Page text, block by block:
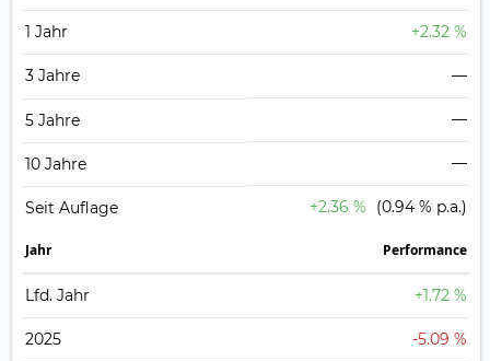
1 Jahr +2.32 %
3 Jahre —
5 Jahre —
10 Jahre —
Seit Auflage +2.36 % (0.94 % p.a.)
Jahr Perfor­mance
Lfd. Jahr +1.72 %
2025 -5.09 %